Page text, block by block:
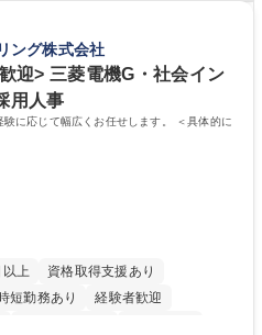
ャリアパスを描くことも可能です。
ート可/世界で唯一の事業/福利厚生◎/
ある 【魅力】■自己啓発支援：資格
25万円まで）を補助 ■住宅手当：家
ング株式会社
迎> 三菱電機G・社会イン
用人事
に応じて幅広くお任せします。 ＜具体的に
上
資格取得支援あり
短勤務あり
経験者歓迎